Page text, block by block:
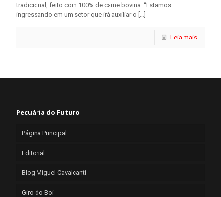
tradicional, feito com 100% de carne bovina. “Estamos
ingressando em um setor que irá auxiliar o […]
Leia mais
Pecuária do Futuro
Página Principal
Editorial
Blog Miguel Cavalcanti
Giro do Boi